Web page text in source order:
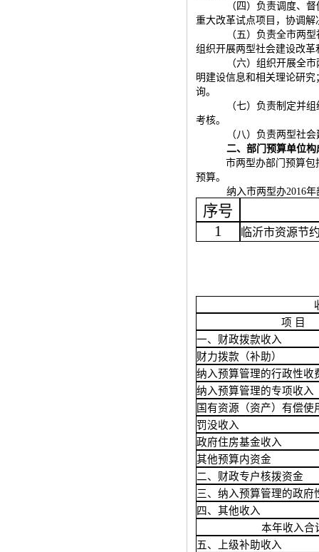
（四）负责调度、
重大改革试点项目，协调
（五）负责全市两
组织开展两型社会建设改
（六）组织开展全
明建设信息和相关理论研
询。
（七）负责制定并
考核。
（八）负责两型社
二、部门预算单位构
市两型办部门预算
预算。
纳入市两型办2016
序号
1
临沂市资源节
项 目
一、财政拨款收入
财力拨款（补助）
纳入预算管理的行政性收
纳入预算管理的专项收入
国有资源（资产）有偿使
罚没收入
政府住房基金收入
其他预算内资金
二、财政专户核拨资金
三、纳入预算管理的政府
四、其他收入
本年收入合
五、上级补助收入